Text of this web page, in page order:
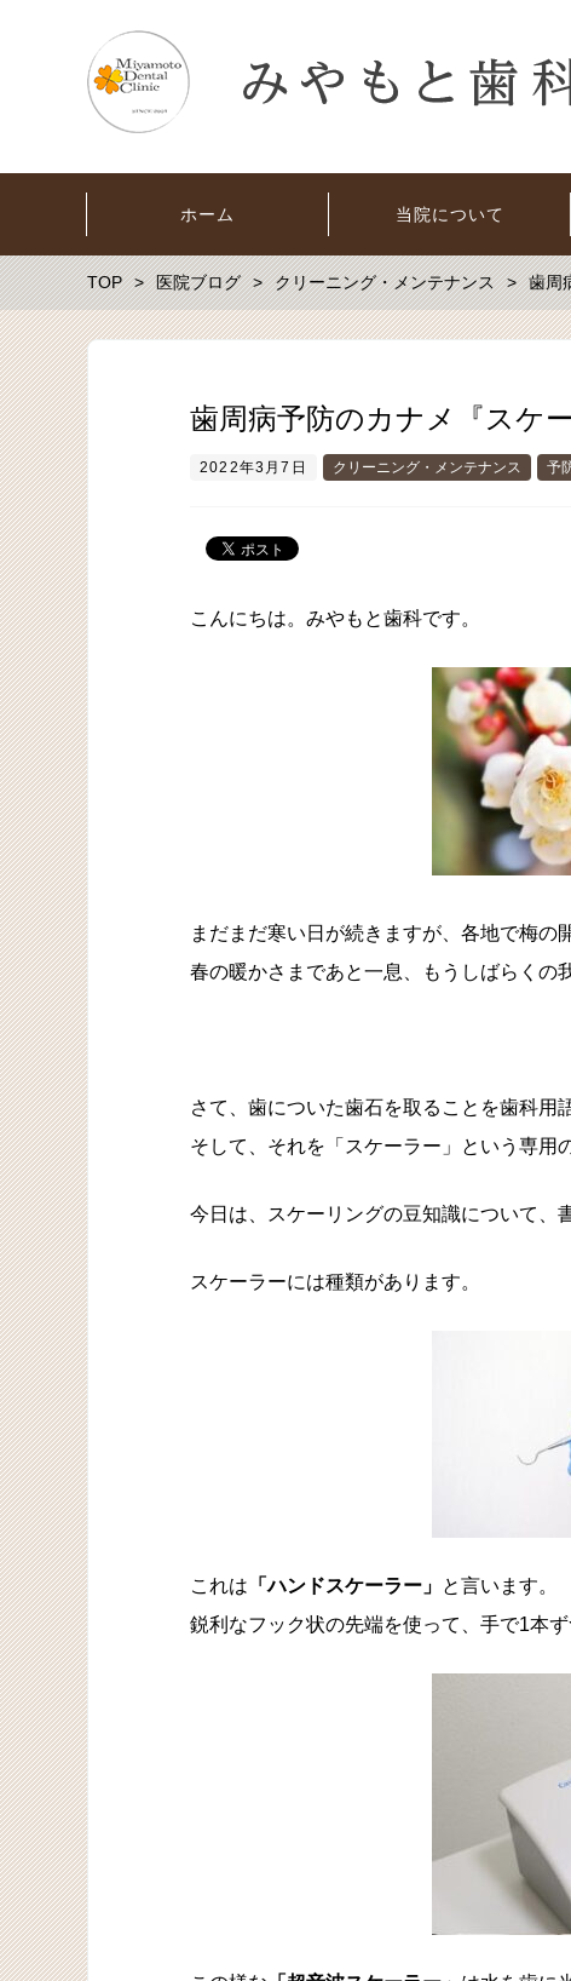
ホーム 当院について
TOP 医院ブログ クリーニング・メンテナンス 歯周
歯周病予防のカナメ『スケ
2022年3月7日 クリーニング・メンテナンス 予
こんにちは。みやもと歯科です。
まだまだ寒い日が続きますが、各地で梅の
春の暖かさまであと一息、もうしばらくの
さて、歯についた歯石を取ることを歯科用
そして、それを「スケーラー」という専用
今日は、スケーリングの豆知識について、
スケーラーには種類があります。
これは 「ハンドスケーラー」 と言います。
鋭利なフック状の先端を使って、手で1本